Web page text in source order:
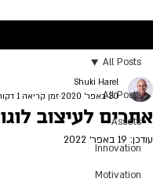
All Posts
Assets
Innovation
Motivation
All Posts
אתרים לעיצוב לוגו
Shuki Harel
30 באפר׳ 2020
זמן קריאה 1 דקות
עודכן: 19 באפר׳ 2022